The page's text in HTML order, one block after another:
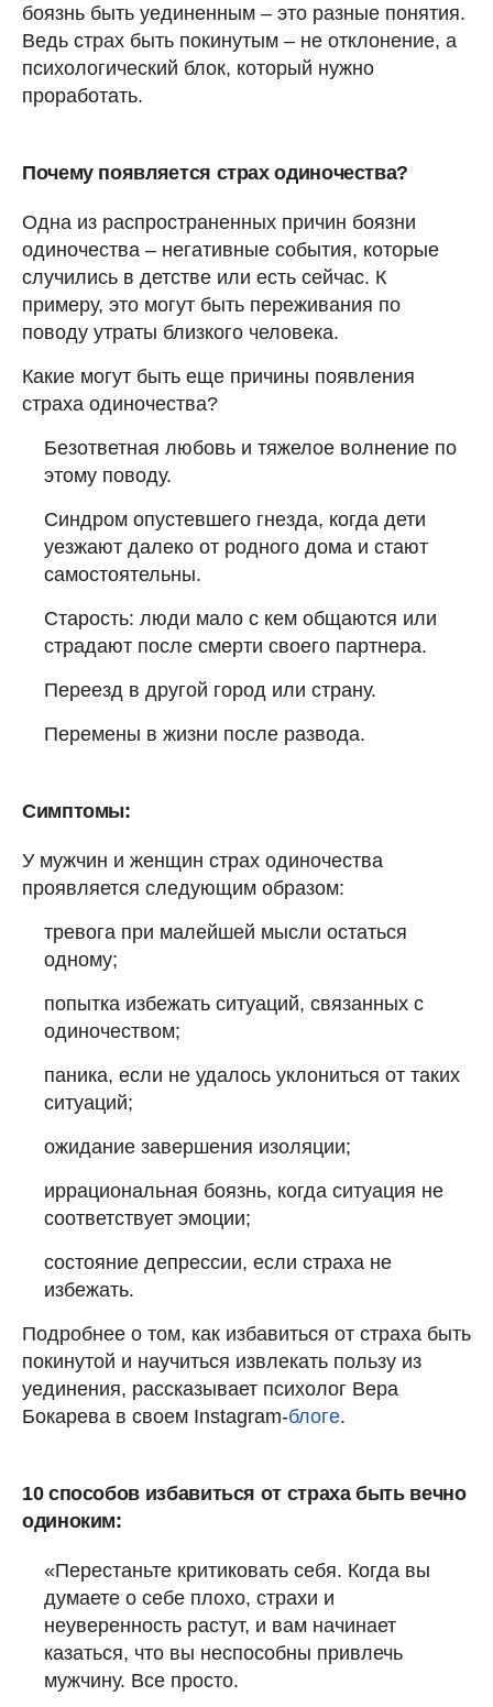
боязнь быть уединенным – это разные понятия.
Ведь страх быть покинутым – не отклонение, а
психологический блок, который нужно
проработать.
Почему появляется страх одиночества?
Одна из распространенных причин боязни
одиночества – негативные события, которые
случились в детстве или есть сейчас. К
примеру, это могут быть переживания по
поводу утраты близкого человека.
Какие могут быть еще причины появления
страха одиночества?
Безответная любовь и тяжелое волнение по
этому поводу.
Синдром опустевшего гнезда, когда дети
уезжают далеко от родного дома и стают
самостоятельны.
Старость: люди мало с кем общаются или
страдают после смерти своего партнера.
Переезд в другой город или страну.
Перемены в жизни после развода.
Симптомы:
У мужчин и женщин страх одиночества
проявляется следующим образом:
тревога при малейшей мысли остаться
одному;
попытка избежать ситуаций, связанных с
одиночеством;
паника, если не удалось уклониться от таких
ситуаций;
ожидание завершения изоляции;
иррациональная боязнь, когда ситуация не
соответствует эмоции;
состояние депрессии, если страха не
избежать.
Подробнее о том, как избавиться от страха быть
покинутой и научиться извлекать пользу из
уединения, рассказывает психолог Вера
Бокарева в своем Instagram-блоге.
10 способов избавиться от страха быть вечно
одиноким:
«Перестаньте критиковать себя. Когда вы
думаете о себе плохо, страхи и
неуверенность растут, и вам начинает
казаться, что вы неспособны привлечь
мужчину. Все просто.